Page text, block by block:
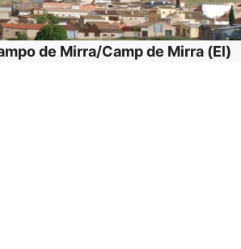
de Mirra/Camp de Mirra (El)